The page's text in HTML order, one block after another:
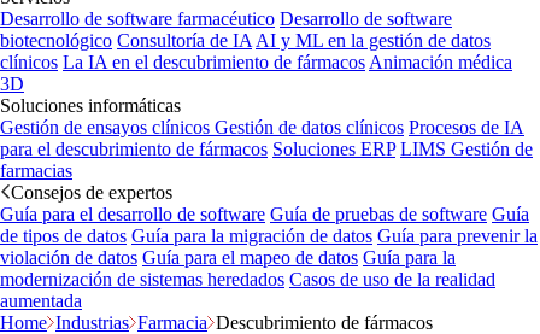
Desarrollo de software farmacéutico Desarrollo de software
biotecnológico Consultoría de IA AI y ML en la gestión de datos
clínicos La IA en el descubrimiento de fármacos Animación médica
3D
Soluciones informáticas
Gestión de ensayos clínicos Gestión de datos clínicos Procesos de IA
para el descubrimiento de fármacos Soluciones ERP LIMS Gestión de
farmacias
Consejos de expertos
Guía para el desarrollo de software Guía de pruebas de software Guía
de tipos de datos Guía para la migración de datos Guía para prevenir la
violación de datos Guía para el mapeo de datos Guía para la
modernización de sistemas heredados Casos de uso de la realidad
aumentada
Home Industrias Farmacia Descubrimiento de fármacos